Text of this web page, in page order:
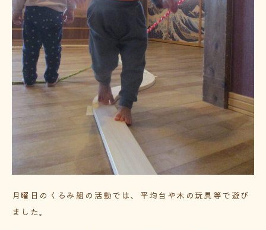
月曜日のくるみ組の活動では、平均台や木の玩具等で遊び
ました。